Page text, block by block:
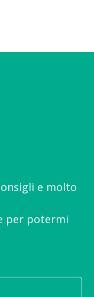
e molto
per potermi